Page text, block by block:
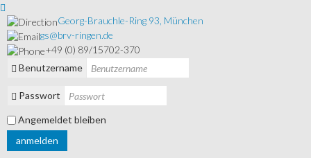
Georg-Brauchle-Ring 93, München
gs@brv-ringen.de
+49 (0) 89/15702-370
Benutzername
Passwort
Angemeldet bleiben
anmelden